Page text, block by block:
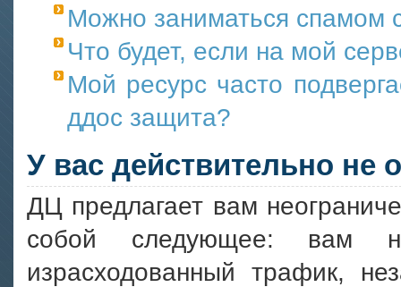
Можно заниматься спамом
Что будет, если на мой
Мой ресурс часто
ддос защита?
У вас действительно не
ДЦ предлагает вам
собой следующее: вам
израсходованный трафик,